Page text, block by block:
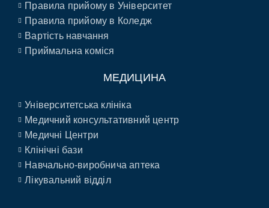
Правила прийому в Університет
Правила прийому в Коледж
Вартість навчання
Приймальна коміся
МЕДИЦИНА
Університетська клініка
Медичний консультативний центр
Медичні Центри
Клінічні бази
Навчально-виробнича аптека
Лікувальний відділ